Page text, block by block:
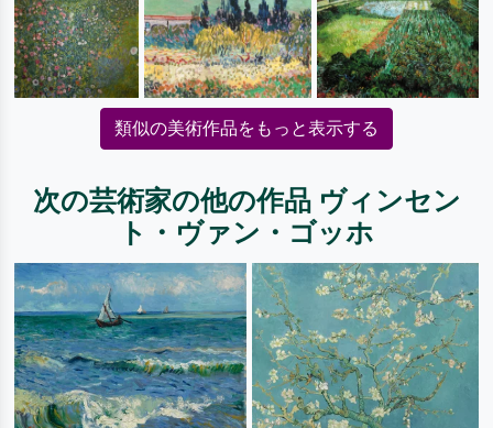
類似の美術作品をもっと表示する
次の芸術家の他の作品 ヴィンセン
ト・ヴァン・ゴッホ